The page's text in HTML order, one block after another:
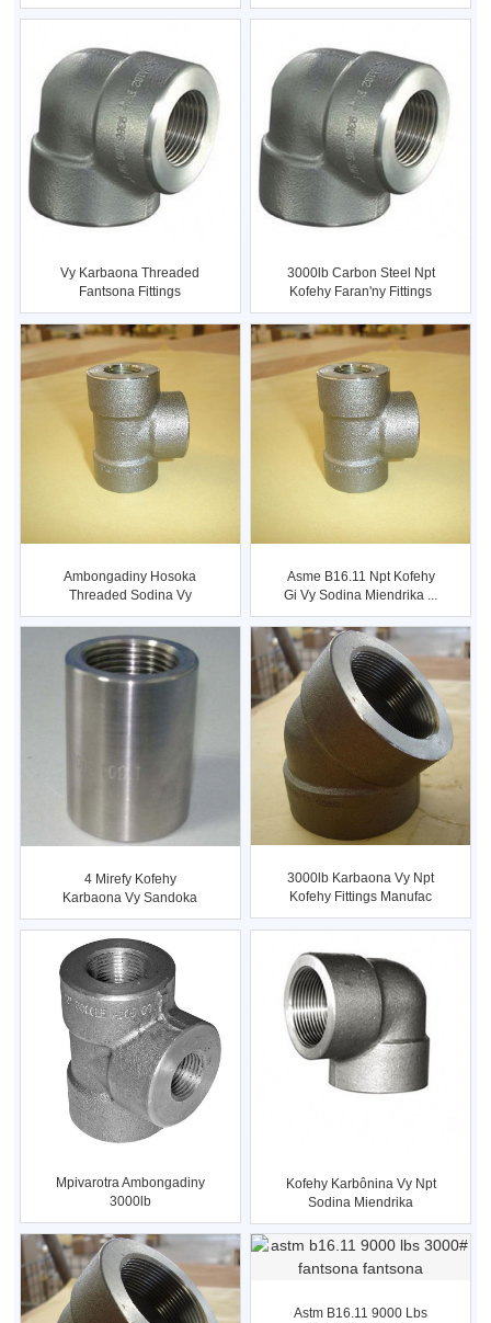
Vidiny
Karbonina
Vy Karbaona Threaded
Fantsona Fittings
3000lb Carbon Steel Npt
Kofehy Faran'ny Fittings
Ambongadiny Hosoka
Threaded Sodina Vy
Fitting
Asme B16.11 Npt Kofehy
Gi Vy Sodina Miendrika ...
4 Mirefy Kofehy
Karbaona Vy Sandoka
Sodina Fitting
3000lb Karbaona Vy Npt
Kofehy Fittings Manufac
...
Mpivarotra Ambongadiny
3000lb
Kofehy Karbônina Vy Npt
Sodina Miendrika
Mpamatsy
Astm B16.11 9000 Lbs